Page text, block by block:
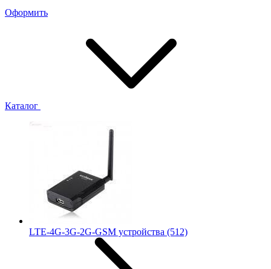
Оформить
Каталог
LTE-4G-3G-2G-GSM устройства (512)